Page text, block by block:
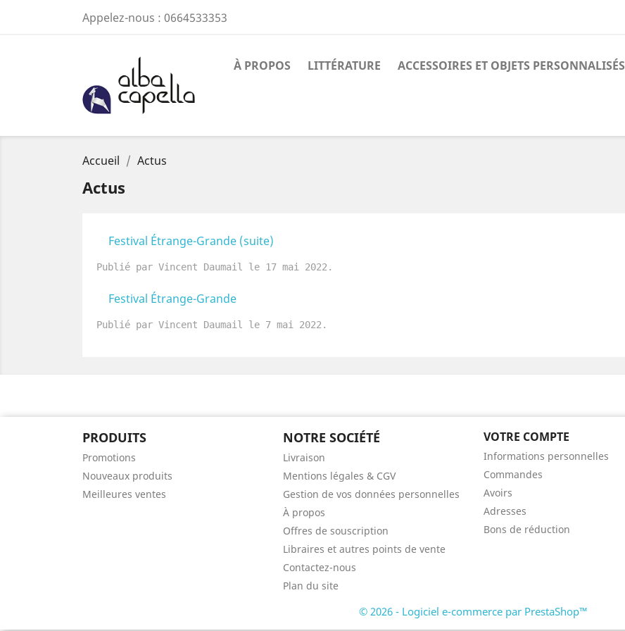
Appelez-nous : 0664533353
À PROPOS LITTÉRATURE ACCESSOIRES ET OBJETS PERSONNALISÉS
Accueil Actus
Actus
Festival Étrange-Grande (suite)
Publié par Vincent Daumail le 17 mai 2022.
Festival Étrange-Grande
Publié par Vincent Daumail le 7 mai 2022.
PRODUITS
Promotions
Nouveaux produits
Meilleures ventes
NOTRE SOCIÉTÉ
Livraison
Mentions légales & CGV
Gestion de vos données personnelles
À propos
Offres de souscription
Libraires et autres points de vente
Contactez-nous
Plan du site
VOTRE COMPTE
Informations personnelles
Commandes
Avoirs
Adresses
Bons de réduction
© 2026 - Logiciel e-commerce par PrestaShop™